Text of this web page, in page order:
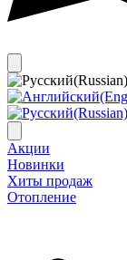
Акции
Новинки
Хиты продаж
Отопление